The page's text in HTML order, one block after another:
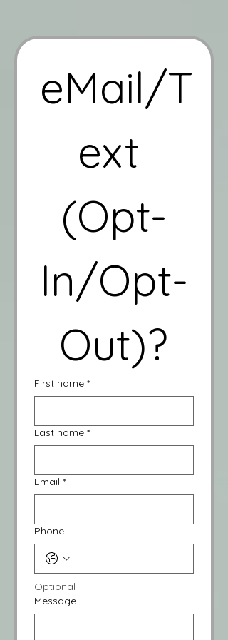
eMail/T
ext
(Opt-
In/Opt-
Out)?
First name *
Last name *
Email *
Phone
Optional
Message